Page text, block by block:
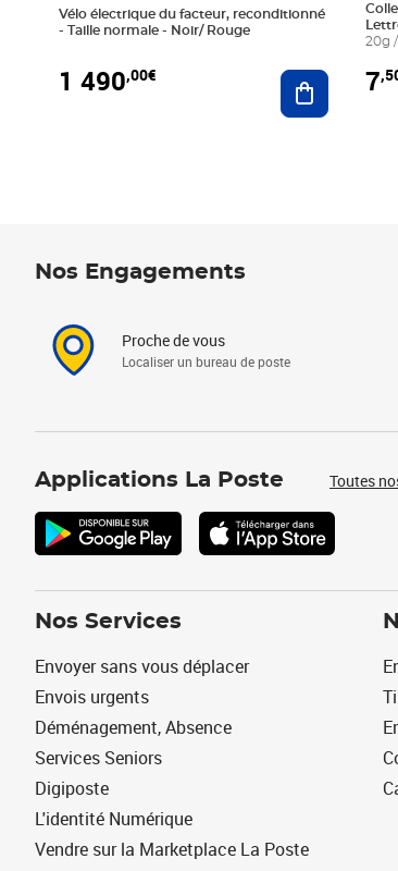
Vélo électrique du facteur, reconditionné
- Taille normale - Noir/ Rouge
1 490,00€ Ajouter au
20g
7
Nos Engagements
Proche de vous
Localiser un bureau de poste
Applications La Poste Toutes
Nos Services
Envoyer sans vous déplacer
Envois urgents
Déménagement, Absence
Services Seniors
Digiposte
L'identité Numérique
Vendre sur la Marketplace La Poste